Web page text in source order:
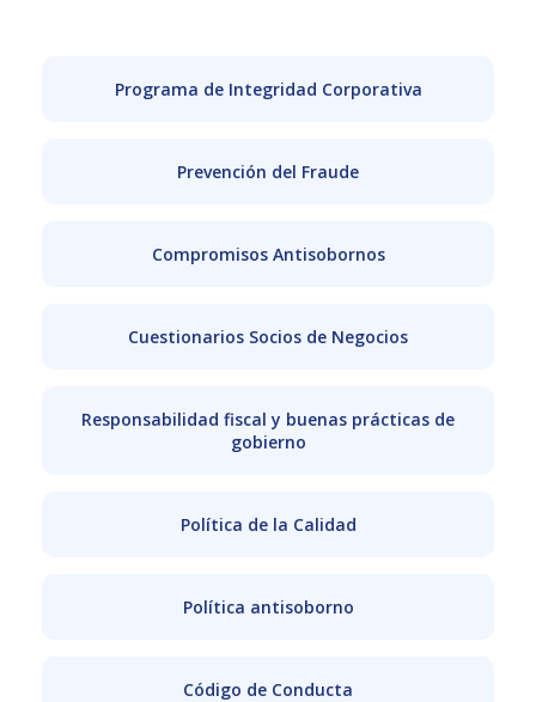
Programa de Integridad Corporativa
Prevención del Fraude
Compromisos Antisobornos
Cuestionarios Socios de Negocios
Responsabilidad fiscal y buenas prácticas de
gobierno
Política de la Calidad
Política antisoborno
Código de Conducta